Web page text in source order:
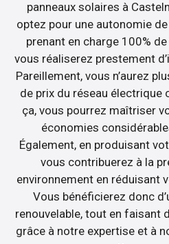
panneaux solaires à
optez pour une autonomie
prenant en charge 100%
vous réaliserez prestement
Pareillement, vous n’aurez
de prix du réseau électrique
ça, vous pourrez maîtriser
économies
Également, en produisant
vous contribuerez à la
environnement en réduisant
Vous bénéficierez donc
renouvelable, tout en faisant
grâce à notre expertise et à